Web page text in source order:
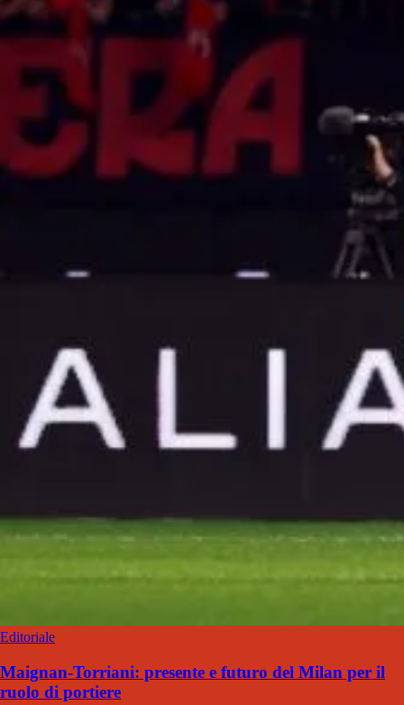
Editoriale
Maignan-Torriani: presente e futuro del Milan per il
ruolo di portiere